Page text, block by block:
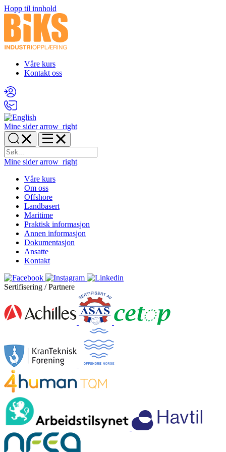
Hopp til innhold
Våre kurs
Kontakt oss
Mine sider arrow_right
Mine sider arrow_right
Våre kurs
Om oss
Offshore
Landbasert
Maritime
Praktisk informasjon
Annen informasjon
Dokumentasjon
Ansatte
Kontakt
Sertifisering / Partnere